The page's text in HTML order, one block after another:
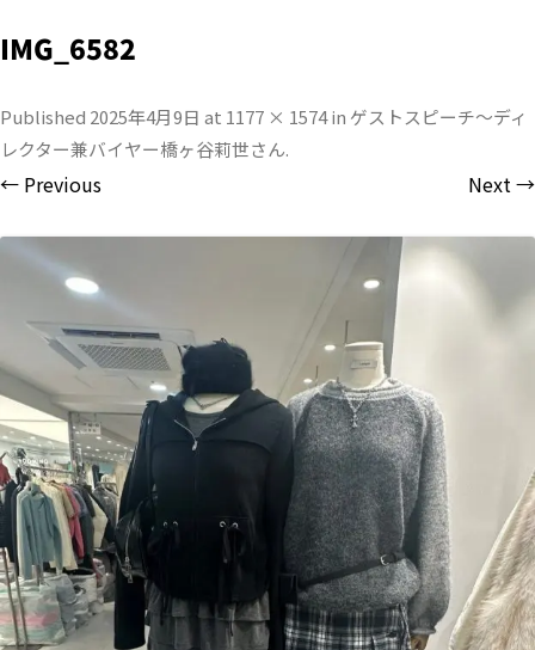
IMG_6582
Published 2025年4月9日 at 1177 × 1574in ゲストスピーチ〜ディ
レクター兼バイヤー橋ヶ谷莉世さん.
← Previous Next →